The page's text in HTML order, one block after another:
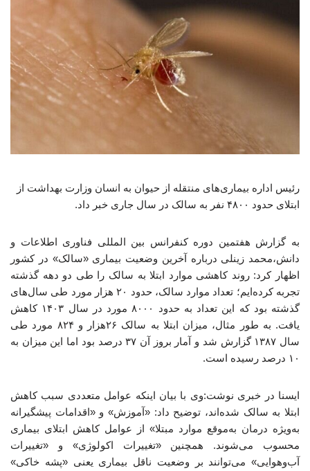
رئیس اداره بیماری‌های منتقله از حیوان به انسان وزارت بهداشت از
ابتلای حدود ۴۸۰۰ نفر به سالک در سال جاری خبر داد.
به گزارش هفتمین دوره کنفرانس بین المللی فناوری اطلاعات و
دانش،محمد زینلی درباره آخرین وضعیت بیماری «سالک» در کشور
اظهار کرد: روند کاهشی موارد ابتلا به سالک را طی دو دهه گذشته
تجربه کرده‌ایم؛ تعداد موارد سالک، حدود ۲۰ هزار مورد طی سال‌های
گذشته بود که این تعداد به حدود ۸۰۰۰ مورد در سال ۱۴۰۳ کاهش
یافت. به طور مثال، میزان ابتلا به سالک ۲۶هزار و ۸۲۴ مورد طی
سال ۱۳۸۷ گزارش شد و آمار بروز آن ۳۷ درصد بود اما این میزان به
۱۰ درصد رسیده است.
ایسنا در خبری نوشت:وی با بیان اینکه عوامل متعددی سبب کاهش
ابتلا به سالک شده‌اند، توضیح داد: «آموزش» و «اقدامات پیشگیرانه
به‌ویژه درمان به‌موقع موارد مبتلا» از عوامل کاهش ابتلای بیماری
محسوب می‌شوند. همچنین «تغییرات اکولوژی» و «تغییرات
آب‌وهوایی» می‌توانند بر وضعیت ناقل بیماری یعنی «پشه خاکی»